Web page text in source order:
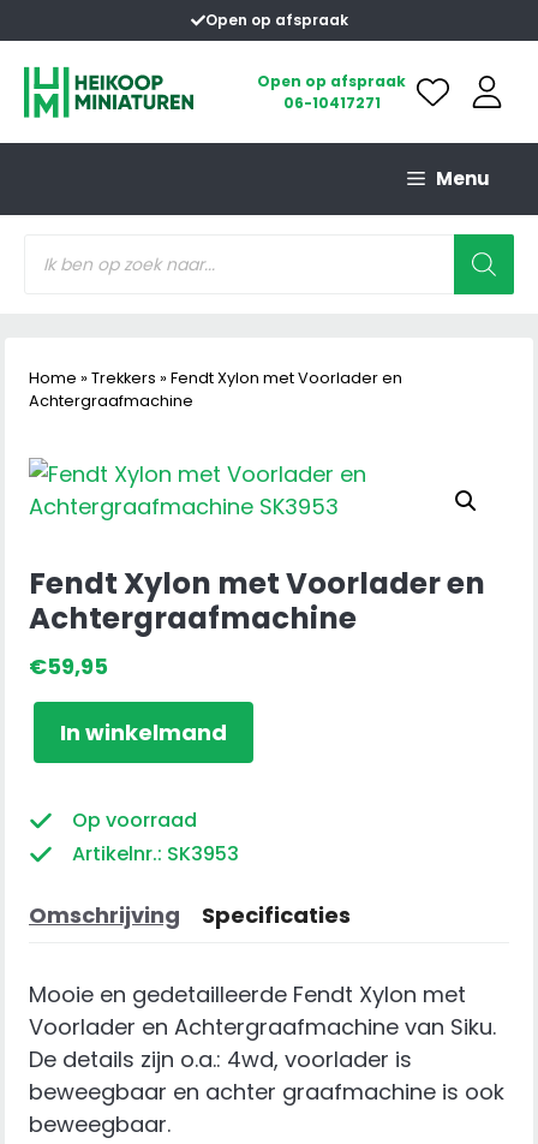
naar
inhoud
Open op afspraak
Open op afspraak
06-10417271
Menu
zoeken
Home » Trekkers » Fendt Xylon met Voorlader en
Achtergraafmachine
Fendt Xylon met Voorlader en
Achtergraafmachine
€59,95
Xylon
Voorlader
en
aantal
In winkelmand
Op voorraad
Artikelnr.: SK3953
Omschrijving Specificaties
Mooie en gedetailleerde Fendt Xylon met
Voorlader en Achtergraafmachine van Siku.
De details zijn o.a.: 4wd, voorlader is
beweegbaar en achter graafmachine is ook
beweegbaar.